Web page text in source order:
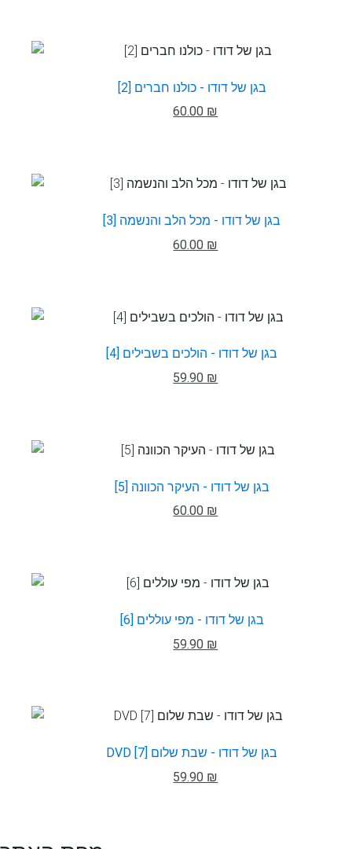
בגן של דודו - כולנו חברים [2]
60.00 ₪
בגן של דודו - מכל הלב והנשמה [3]
60.00 ₪
בגן של דודו - הולכים בשבילים [4]
59.90 ₪
בגן של דודו - העיקר הכוונה [5]
60.00 ₪
בגן של דודו - מפי עוללים [6]
59.90 ₪
DVD בגן של דודו - שבת שלום [7]
59.90 ₪